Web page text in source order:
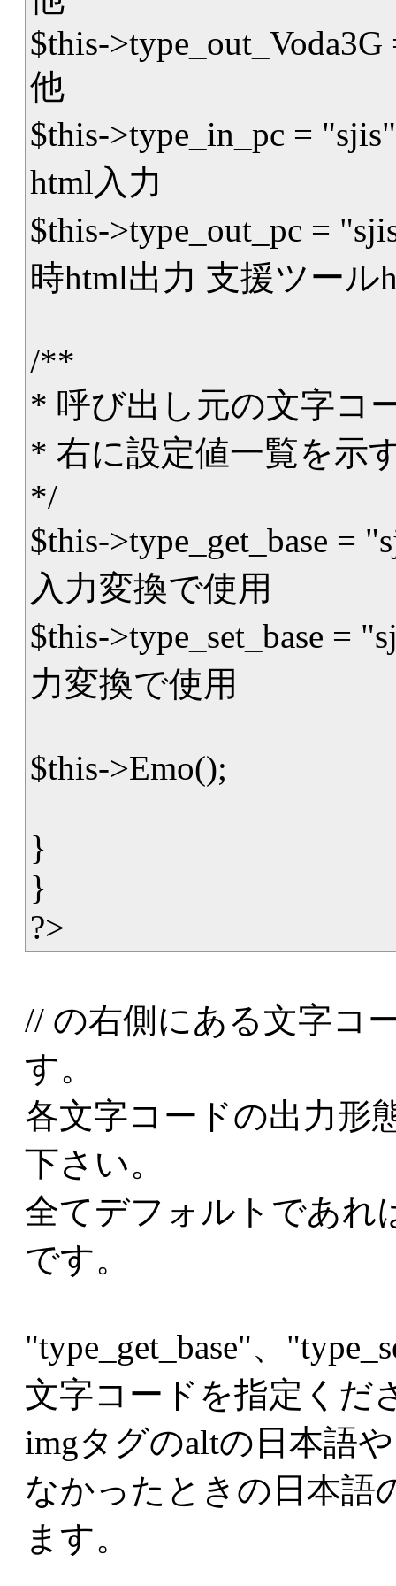
$this->type_out_Voda3G
他
$this->type_in_pc =
html入力
$this->type_out_pc =
時html出力 支援ツール
/**
* 呼び出し元の文字コ
* 右に設定値一覧を示
*/
$this->type_get_base =
入力変換で使用
$this->type_set_base =
力変換で使用
$this->Emo();
}
}
?>
// の右側にある文字コ
す。
各文字コードの出力形
下さい。
全てデフォルトであれ
です。
"type_get_base"、
文字コードを指定くだ
imgタグのaltの日本語
なかったときの日本語
ます。